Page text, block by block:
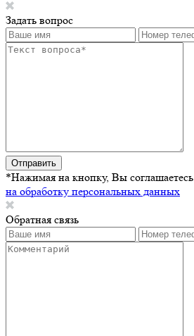
Задать вопрос
Отправить
*Нажимая на кнопку, Вы соглашаетесь
на обработку персональных данных
Обратная связь